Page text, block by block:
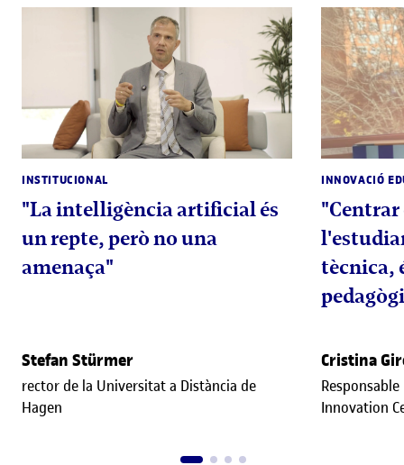
INSTITUCIONAL
"La intel·ligència artificial és
un repte, però no una
amenaça"
Stefan Stürmer
rector de la Universitat a Distància de
Hagen
INNOVACIÓ
"Centrar
tècnica,
Cristina
Innovation